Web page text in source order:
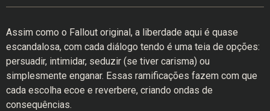
Assim como o Fallout original, a liberdade aqui é quase
escandalosa, com cada diálogo tendo é uma teia de opções:
persuadir, intimidar, seduzir (se tiver carisma) ou
simplesmente enganar. Essas ramificações fazem com que
cada escolha ecoe e reverbere, criando ondas de
consequências.